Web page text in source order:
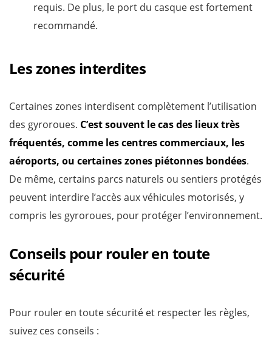
requis. De plus, le port du casque est fortement
recommandé.
Les zones interdites
Certaines zones interdisent complètement l’utilisation
des gyroroues. C’est souvent le cas des lieux très
fréquentés, comme les centres commerciaux, les
aéroports, ou certaines zones piétonnes bondées.
De même, certains parcs naturels ou sentiers protégés
peuvent interdire l’accès aux véhicules motorisés, y
compris les gyroroues, pour protéger l’environnement.
Conseils pour rouler en toute
sécurité
Pour rouler en toute sécurité et respecter les règles,
suivez ces conseils :